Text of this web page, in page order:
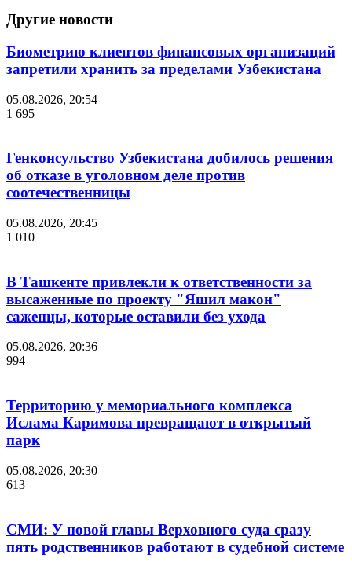
Другие новости
Биометрию клиентов финансовых организаций
запретили хранить за пределами Узбекистана
05.08.2026, 20:54
1 695
Генконсульство Узбекистана добилось решения
об отказе в уголовном деле против
соотечественницы
05.08.2026, 20:45
1 010
В Ташкенте привлекли к ответственности за
высаженные по проекту "Яшил макон"
саженцы, которые оставили без ухода
05.08.2026, 20:36
994
Территорию у мемориального комплекса
Ислама Каримова превращают в открытый
парк
05.08.2026, 20:30
613
СМИ: У новой главы Верховного суда сразу
пять родственников работают в судебной системе